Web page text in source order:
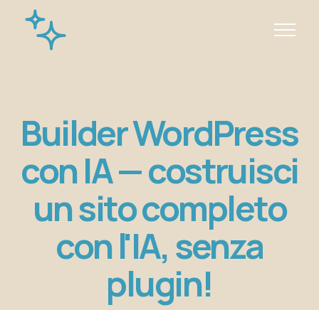
Builder WordPress
con IA — costruisci
un sito completo
con l'IA, senza
plugin!